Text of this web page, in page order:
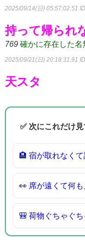
2025/09/14(日) 05:57:02.51
持って帰られ
769 確かに存在した名
2025/09/21(日) 20:18:31.91
天スタ
✅ 次にこれだけ
🏨 宿が取れなく
👀 席が遠くて何
🎒 荷物ぐちゃぐ